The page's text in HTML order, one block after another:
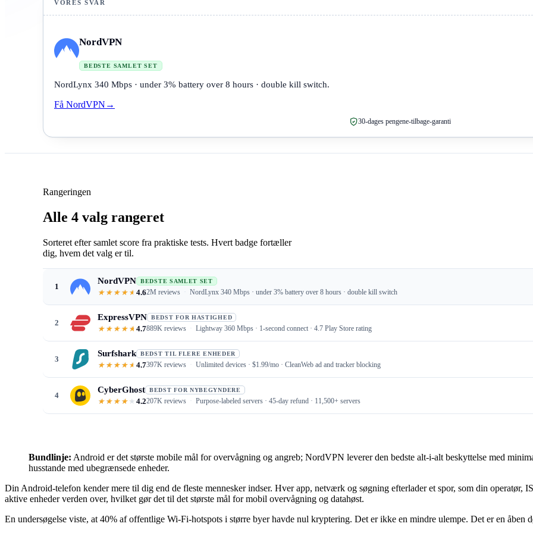
VORES SVAR
NordVPN
BEDSTE SAMLET SET
NordLynx 340 Mbps · under 3% battery over 8 hours · double kill switch.
Få NordVPN →
30-dages pengene-tilbage-garanti
Rangeringen
Alle 4 valg rangeret
Sorteret efter samlet score fra praktiske tests. Hvert badge fortæller
dig, hvem det valg er til.
1
NordVPN BEDSTE SAMLET SET
4.62M reviews NordLynx 340 Mbps · under 3% battery over 8 hours · double kill switch
2
ExpressVPN BEDST FOR HASTIGHED
4.7889K reviews Lightway 360 Mbps · 1-second connect · 4.7 Play Store rating
3
Surfshark BEDST TIL FLERE ENHEDER
4.7397K reviews Unlimited devices · $1.99/mo · CleanWeb ad and tracker blocking
4
CyberGhost BEDST FOR NYBEGYNDERE
4.2207K reviews Purpose-labeled servers · 45-day refund · 11,500+ servers
Bundlinje: Android er det største mobile mål for overvågning og angreb; NordVPN leverer den bedste alt-i-alt beskyttelse med
husstande med ubegrænsede enheder.
Din Android-telefon kender mere til dig end de fleste mennesker indser. Hver app, netværk og søgning efterlader et spor, som din
aktive enheder verden over, hvilket gør det til det største mål for mobil overvågning og datahøst.
En undersøgelse viste, at 40% af offentlige Wi-Fi-hotspots i større byer havde nul kryptering. Det er ikke en mindre ulempe. Det er en åben